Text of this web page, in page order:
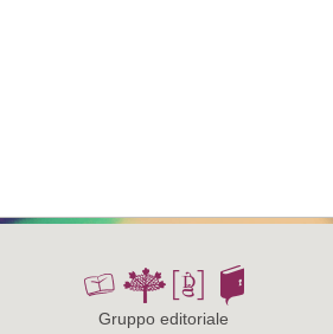
Gruppo editoriale